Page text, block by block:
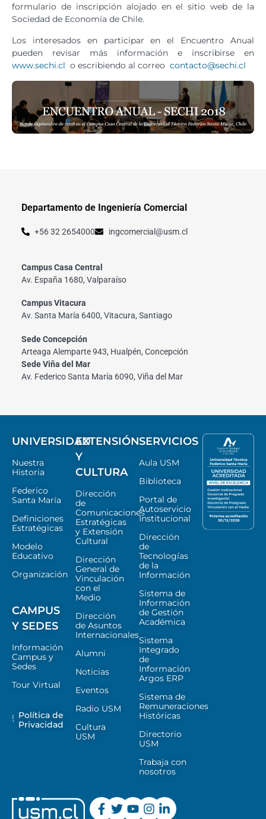
formulario de inscripción alojado en el sitio web de la
Sociedad de Economía de Chile.
Los interesados en participar en el Encuentro Anual
pueden revisar más información e inscribirse en
www.sechi.cl o escribiendo al correo contacto@sechi.cl
Departamento de Ingeniería Comercial
+56 32 2654000 ingcomercial@usm.cl
Campus Casa Central
Av. España 1680, Valparaíso
Campus Vitacura
Av. Santa María 6400, Vitacura, Santiago
Sede Concepción
Arteaga Alemparte 943, Hualpén, Concepción
Sede Viña del Mar
Av. Federico Santa María 6090, Viña del Mar
UNIVERSIDAD
Nuestra
Historia
Federico
Santa María
Definiciones
Estratégicas
Modelo
Educativo
Organización
CAMPUS
Y SEDES
Información
Campus y
Sedes
Tour Virtual
Política de
Privacidad
EXTENSIÓN
Y
CULTURA
Dirección
de
Comunicaciones
Estratégicas
y Extensión
Cultural
Dirección
General de
Vinculación
con el
Medio
Dirección
de Asuntos
Internacionales
Alumni
Noticias
Eventos
Radio USM
Cultura
USM
SERVICIOS
Aula USM
Biblioteca
Portal de
Autoservicio
Institucional
Dirección
de
Tecnologías
de la
Información
Sistema de
Información
de Gestión
Académica
Sistema
Integrado
de
Información
Argos ERP
Sistema de
Remuneraciones
Históricas
Directorio
USM
Trabaja con
nosotros